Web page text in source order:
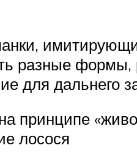
разные
для дальнего
принципе
лосося